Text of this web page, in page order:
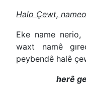
Halo Çewt,
Eke name
waxt namê
peybendê halê
herê